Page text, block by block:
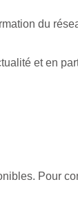
du
et en
Pour